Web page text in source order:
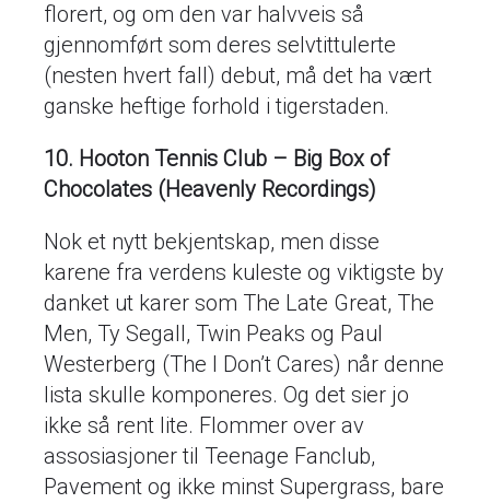
florert, og om den var halvveis så
gjennomført som deres selvtittulerte
(nesten hvert fall) debut, må det ha vært
ganske heftige forhold i tigerstaden.
10. Hooton Tennis Club – Big Box of
Chocolates (Heavenly Recordings)
Nok et nytt bekjentskap, men disse
karene fra verdens kuleste og viktigste by
danket ut karer som The Late Great, The
Men, Ty Segall, Twin Peaks og Paul
Westerberg (The I Don’t Cares) når denne
lista skulle komponeres. Og det sier jo
ikke så rent lite. Flommer over av
assosiasjoner til Teenage Fanclub,
Pavement og ikke minst Supergrass, bare